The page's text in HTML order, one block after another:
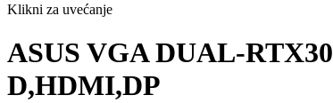
Klikni za uvećanje
ASUS VGA DUAL-
D,HDMI,DP